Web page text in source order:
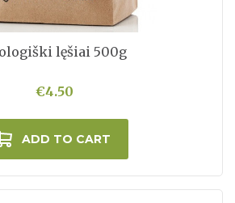
Ekologiški lęšiai 500g
€4.50
ADD TO CART